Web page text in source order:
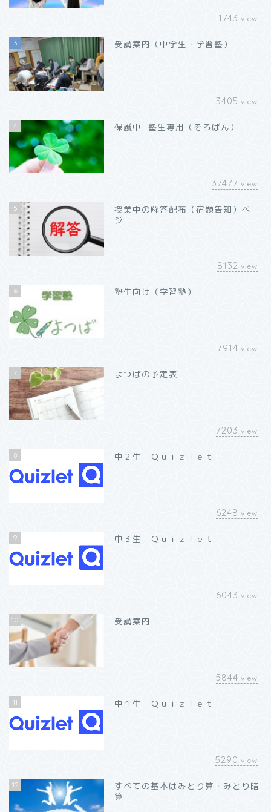
1743 view
3 受講案内（中学生・学習塾）
3405 view
4 保護中: 塾生専用（そろばん）
37477 view
5
授業中の解答配布（宿題告知）ペー
ジ
8132 view
6 塾生向け（学習塾）
7914 view
7 よつばの予定表
7203 view
8 中２生 Ｑｕｉｚｌｅｔ
6248 view
9 中３生 Ｑｕｉｚｌｅｔ
6043 view
10 受講案内
5844 view
11 中１生 Ｑｕｉｚｌｅｔ
5290 view
12
すべての基本はみとり算・みとり暗
算